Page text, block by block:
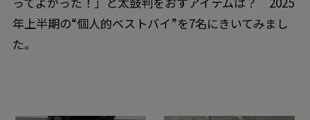
年上半期の“個人的ベストバイ”を7名にきいてみまし
た。